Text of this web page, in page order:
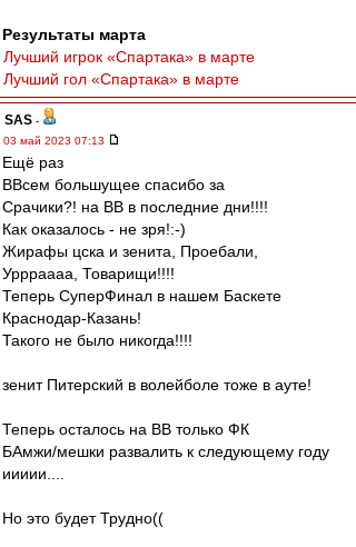
Результаты марта
Лучший игрок «Спартака» в марте
Лучший гол «Спартака» в марте
SAS -
03 май 2023 07:13
Ещё раз
ВВсем большущее спасибо за
Срачики?! на ВВ в последние дни!!!!
Как оказалось - не зря!:-)
Жирафы цска и зенита, Проебали,
Уррраааа, Товарищи!!!!
Теперь СуперФинал в нашем Баскете
Краснодар-Казань!
Такого не было никогда!!!!
зенит Питерский в волейболе тоже в ауте!
Теперь осталось на ВВ только ФК
БАмжи/мешки развалить к следующему году
иииии....
Но это будет Трудно((